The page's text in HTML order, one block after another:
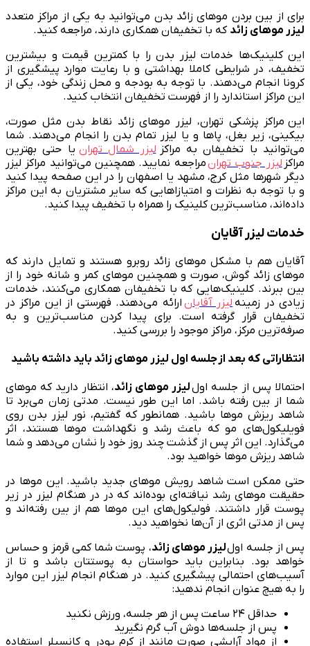
برای از بین بردن موهای زائد بدن می‌توانید به یکی از مراکز متعدد
لیزر موهای زائد که با تخفیفان همکاری دارند، مراجعه کنید.
این کلینیک‌ها خدمات لیزر بدن را با کمترین قیمت و بیشترین
تخفیف، در شرایطی کاملا بهداشتی و با رعایت موارد پیشگیری از
کرونا انجام می‌دهند. با توجه به بودجه و محل زندگی خود، یکی از
این مراکز استاندارد را از فهرست تخفیفان انتخاب کنید.
این مراکز پزشکی تهران، لیزر موهای زائد نقاط بدن مثل صورت،
بیکینی، زیر بغل، پاها و یا لیزر تمام بدن را انجام می‌دهند. شما
می‌توانید با تخفیفان به مراکزلیزر شمال تهران یا حتی بهترین
مراکزلیزر جنوب تهرانمراجعه نمایید. همچنین می‌توانید مراکز لیزر
دیگر شهرها مثل کرج، مشهد یا اصفهان را در این صفحه پیدا کنید
و با توجه به نظرات و امتیازاهایی که سایر مشتریان به این مراکز
داده‌اند، مناسب‌ترین کلینیک را همراه با تخفیف‌ پیدا کنید.
خدمات لیزر آقایان
آقایان هم با مشکل موهای زائد روبرو هستند و تمایل دارند که
موهای زائد گوش، صورت و همچنین موهای کمر و شانه خود را از
بین ببرند. کلینیک‌هایی که با تخفیفان همکاری می‌کنند، خدمات
زیادی در زمینه لیزر آقایان ارائه می‌دهند. فهرستی از این مراکز در
تخفیفان قرار گرفته است. برای پیدا کردن مناسب‌ترین و به
صرفه‌ترین مرکز، مراکز موجود را بررسی کنید.
انتظاراتی که بعد از جلسه اول لیزر موهای زائد باید داشته باشید
احتمالا پس از جلسه اوللیزر موهای زائد، انتظار دارید که مو‌های
شما از بین رفته باشد. اما این طور نیست. مدتی زمان می‌برد تا
شاهد ریزش موها باشید. همانطور که گفتیم، نور لیزر بدن روی
فویلیکول‌های مو که باعث رشد و نگهداشت موها هستند، اثر
می‌گذارد. این اثر پس از گذشت چند روز خود را نشان می‌دهد و شما
شاهد ریزش موها خواهید بود.
حتی ممکن است شاهد رویش موهای جدید باشید. این موها در
حقیقت موهای رشد نیافته‌ای بوده‌اند که در در هنگام لیزر در زیر
پوست قرار داشتند. فولیکول‌های این موها هم از بین رفته‌اند و
پس از مدتی اثری از آن‌ها نخواهید دید.
پس از جلسه اوللیزر موهای زائد، پوست شما کمی قرمز و حساس
خواهد بود. بنابراین باید حواستان به پوستتان باشد و تا از
آسیب‌های احتمالی پیشگیری کنید. در هنگام انجام لیزر این موارد
را به هیچ عنوان انجام ندهید:
حداقل ۲۴ ساعت پس از هر جلسه، ورزش نکنید
پس از جلسه‌ها دوش آب گرم نگیرید
از مواد آرایشی صورت مانند از کرم پودر و کانسیلر استفاده